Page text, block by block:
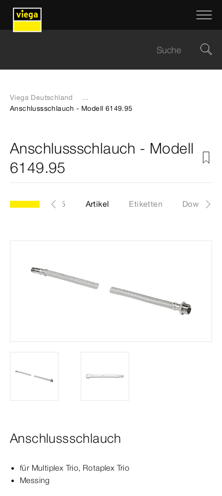
Viega Deutschland
...
Anschlussschlauch - Modell 6149.95
Anschlussschlauch - Modell
6149.95
Modell 6149.95 Artikel Etiketten
Anschlussschlauch
für Multiplex Trio, Rotaplex Trio
Messing